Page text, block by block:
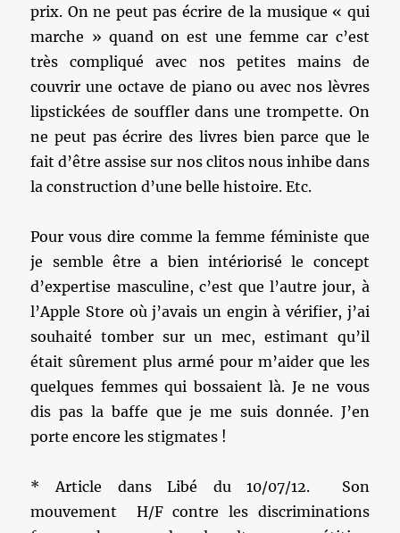
prix. On ne peut pas écrire de la musique « qui
marche » quand on est une femme car c’est
très compliqué avec nos petites mains de
couvrir une octave de piano ou avec nos lèvres
lipstickées de souffler dans une trompette. On
ne peut pas écrire des livres bien parce que le
fait d’être assise sur nos clitos nous inhibe dans
la construction d’une belle histoire. Etc.
Pour vous dire comme la femme féministe que
je semble être a bien intériorisé le concept
d’expertise masculine, c’est que l’autre jour, à
l’Apple Store où j’avais un engin à vérifier, j’ai
souhaité tomber sur un mec, estimant qu’il
était sûrement plus armé pour m’aider que les
quelques femmes qui bossaient là. Je ne vous
dis pas la baffe que je me suis donnée. J’en
porte encore les stigmates !
* Article dans Libé du 10/07/12. Son
mouvement H/F contre les discriminations